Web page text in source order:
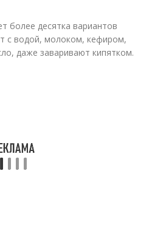
более десятка вариантов
с водой, молоком, кефиром,
даже заваривают кипятком.